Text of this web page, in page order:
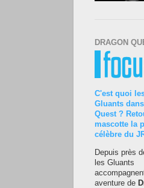
DRAGON
C'est quoi
Gluants
Quest ?
mascotte la
célèbre du
Depuis près
les Gluants
aventure de